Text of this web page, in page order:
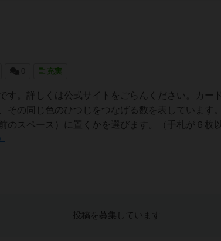
0 充実
す。詳しくは公式サイトをごらんください。カー
その同じ色のひつじをつなげる数を表しています
のスペース）に置くかを選びます。（手札が６枚
投稿を募集しています